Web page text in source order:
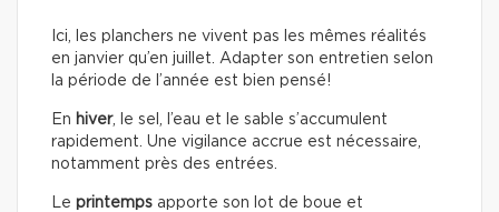
Ici, les planchers ne vivent pas les mêmes réalités
en janvier qu’en juillet. Adapter son entretien selon
la période de l’année est bien pensé!
En hiver, le sel, l’eau et le sable s’accumulent
rapidement. Une vigilance accrue est nécessaire,
notamment près des entrées.
Le printemps apporte son lot de boue et